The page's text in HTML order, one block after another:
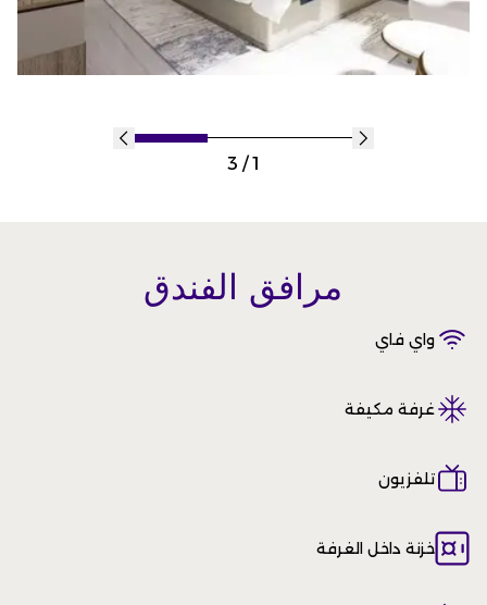
مرافق الفندق
واي فاي
غرفة مكيفة
تلفزيون
خزنة داخل الغرفة